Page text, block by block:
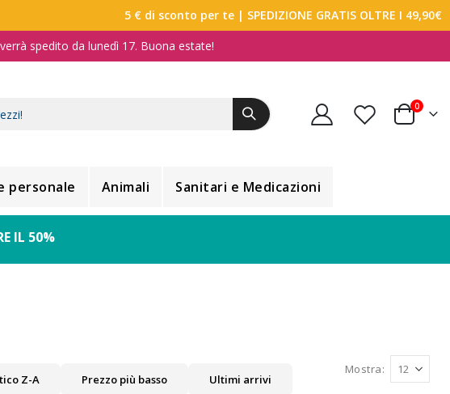
5 € di sconto per te | SPEDIZIONE GRATIS OLTRE I 49,90€
spedito da lunedì 17. Buona estate!
Carrello
0
personale Animali Sanitari e Medicazioni
IL 50%
Z-A Prezzo più basso Ultimi arrivi
Mostra